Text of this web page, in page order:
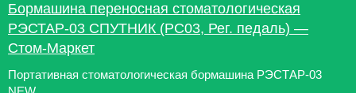
Бормашина переносная стоматологическая
РЭСТАР-03 СПУТНИК (РС03, Рег. педаль) ―
Стом-Маркет
Портативная стоматологическая бормашина РЭСТАР-03